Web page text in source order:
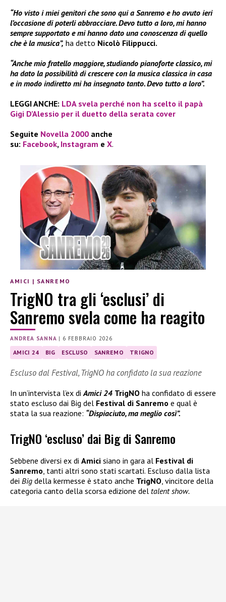
“Ho visto i miei genitori che sono qui a Sanremo e ho avuto ieri
l’occasione di poterli abbracciare. Devo tutto a loro, mi hanno
sempre supportato e mi hanno dato una conoscenza di quello
che è la musica”, ha detto Nicolò Filippucci.
“Anche mio fratello maggiore, studiando pianoforte classico, mi
ha dato la possibilità di crescere con la musica classica in casa
e in modo indiretto mi ha insegnato tanto. Devo tutto a loro”.
LEGGI ANCHE: LDA svela perché non ha scelto il papà
Gigi D’Alessio per il duetto della serata cover
Seguite Novella 2000 anche
su: Facebook, Instagram e X.
AMICI | SANREMO
TrigNO tra gli ‘esclusi’ di
Sanremo svela come ha reagito
ANDREA SANNA | 6 FEBBRAIO 2026
AMICI 24 BIG ESCLUSO SANREMO TRIGNO
Escluso dal Festival, TrigNO ha confidato la sua reazione
In un’intervista l’ex di Amici 24 TrigNO ha confidato di essere
stato escluso dai Big del Festival di Sanremo e qual è
stata la sua reazione: “Dispiaciuto, ma meglio così”.
TrigNO ‘escluso’ dai Big di Sanremo
Sebbene diversi ex di Amici siano in gara al Festival di
Sanremo, tanti altri sono stati scartati. Escluso dalla lista
dei Big della kermesse è stato anche TrigNO, vincitore della
categoria canto della scorsa edizione del talent show.